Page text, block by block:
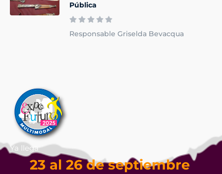
Pública
Responsable Griselda Bevacqua
Ya llega
23 al 26 de septiembre